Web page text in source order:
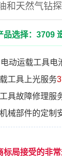
和天然气钻探
品选择：3709
电动运载工具电
载工具上光服务
工具故障修理服
机械部件的定制
标局接受的非